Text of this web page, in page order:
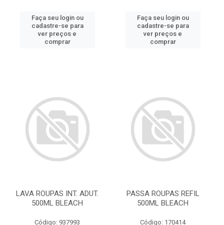
Faça seu login ou
cadastre-se para
ver preços e
comprar
Faça seu login ou
cadastre-se para
ver preços e
comprar
LAVA ROUPAS INT. ADUT.
500ML BLEACH
Código: 937993
PASSA ROUPAS REFIL
500ML BLEACH
Código: 170414